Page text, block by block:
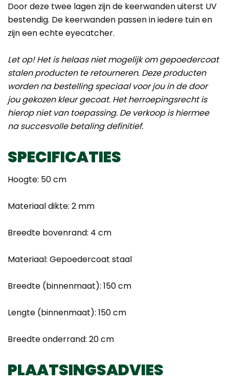
Door deze twee lagen zijn de keerwanden uiterst UV
bestendig. De keerwanden passen in iedere tuin en
zijn een echte eyecatcher.
Let op! Het is helaas niet mogelijk om gepoedercoat
stalen producten te retourneren. Deze producten
worden na bestelling speciaal voor jou in de door
jou gekozen kleur gecoat. Het herroepingsrecht is
hierop niet van toepassing. De verkoop is hiermee
na succesvolle betaling definitief.
SPECIFICATIES
Hoogte: 50 cm
Materiaal dikte: 2 mm
Breedte bovenrand: 4 cm
Materiaal: Gepoedercoat staal
Breedte (binnenmaat): 150 cm
Lengte (binnenmaat): 150 cm
Breedte onderrand: 20 cm
PLAATSINGSADVIES